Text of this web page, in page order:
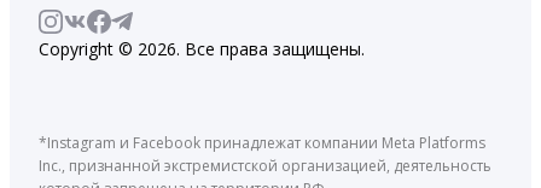
Copyright © 2026. Все права защищены.
*Instagram и Facebook принадлежат компании Meta Platforms
Inc., признанной экстремистской организацией, деятельность